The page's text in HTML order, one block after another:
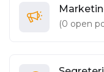
(0 open